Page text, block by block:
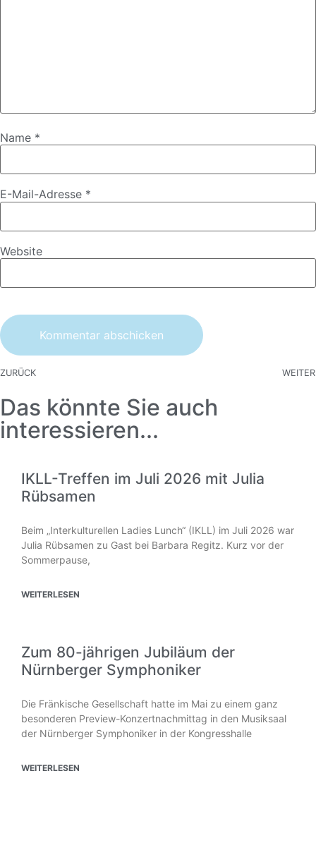
Name *
E-Mail-Adresse *
Website
ZURÜCK WEITER
Das könnte Sie auch
interessieren...
IKLL-Treffen im Juli 2026 mit Julia
Rübsamen
Beim „Interkulturellen Ladies Lunch“ (IKLL) im Juli 2026 war
Julia Rübsamen zu Gast bei Barbara Regitz. Kurz vor der
Sommerpause,
WEITERLESEN
Zum 80-jährigen Jubiläum der
Nürnberger Symphoniker
Die Fränkische Gesellschaft hatte im Mai zu einem ganz
besonderen Preview-Konzertnachmittag in den Musiksaal
der Nürnberger Symphoniker in der Kongresshalle
WEITERLESEN